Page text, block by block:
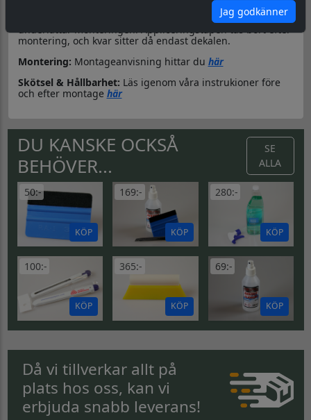
Jag godkänner
Dekalen levereras redo för montage med
appliceringstape över som håller ihop dekalen, och
underlättar monteringen. Appliceringstapen tas bort efter
montering, och kvar sitter då endast dekalen.
Montering: Montageanvisning hittar du här
Skötsel & Hållbarhet: Läs igenom våra instrukioner före
och efter montage här
DU KANSKE OCKSÅ
BEHÖVER...
SE
ALLA
50:-
KÖP
169:-
KÖP
280:-
KÖP
100:-
KÖP
365:-
KÖP
69:-
KÖP
Då vi tillverkar allt på
plats hos oss, kan vi
erbjuda snabb leverans!